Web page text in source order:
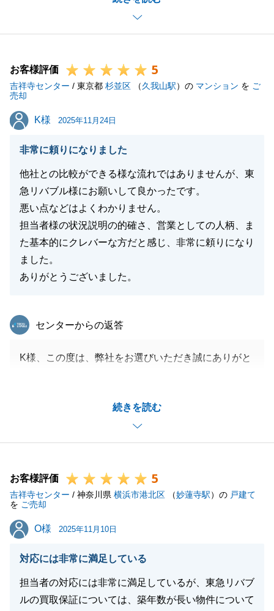
U様にご安心いただき、気持ちよくお取引を終えてい
ただくことができましたなら、これ以上の喜びはござ
また、「家族や友人に紹介したい」と思っていただけ
たことは、東急リバブルにとっても、私個人にとって
も最高の賛辞でございます。
この度の経験を活かし、今後もより一層、お客様一人
まいります。
こちらこそ、この度は東急リバブルにご用命いただ
き、本当にありがとうございました。
閉じる
お客様評価 5
吉祥寺センター / 東京都 杉並区 （久我山駅）の マンション を ご
売却
K様
K様 2025年11月24日
非常に頼りになりました
他社との比較ができる様な流れではありませんが、東
急リバブル様にお願いして良かったです。
悪い点などはよくわかりません。
担当者様の状況説明の的確さ、営業としての人柄、ま
た基本的にクレバーな方だと感じ、非常に頼りになり
ました。
ありがとうございました。
続きを読む
東急リバブル
センターからの返答
K様、この度は、弊社をお選びいただき誠にありがと
がご多忙のところ何事も早急にご対応いただいたおか
この場を借りてお礼申し上げます。ありがとうござい
お取引は以上になりますが、また何かございましたら
お気軽にご相談くださいませ。
何卒よろしくお願いいたします。
閉じる
お客様評価 5
吉祥寺センター / 神奈川県 横浜市港北区 （妙蓮寺駅）の 戸建て
を ご売却
O様
O様 2025年11月10日
対応には非常に満足している
担当者の対応には非常に満足しているが、東急リバブ
ルの買取保証については、築年数が長い物件について